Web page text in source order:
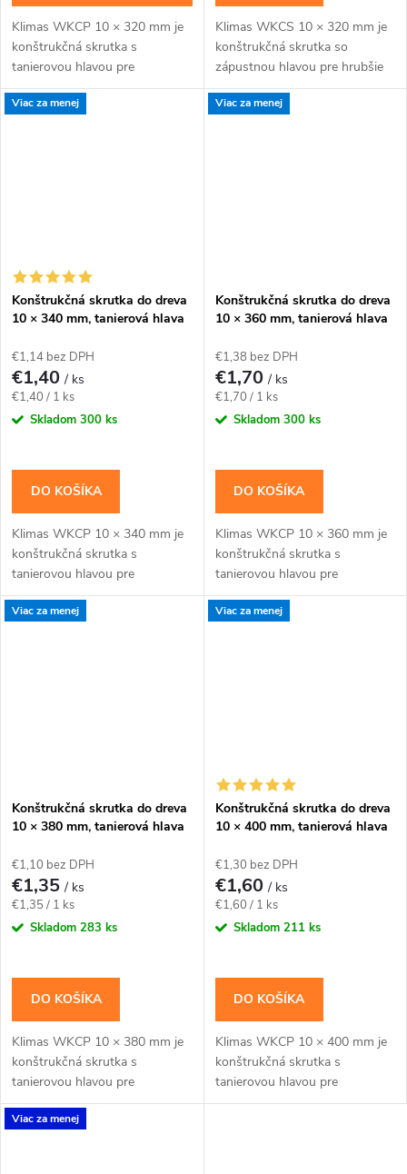
Klimas WKCP 10 × 320 mm je
konštrukčná skrutka s
tanierovou hlavou pre
masívnejšie drevené prvky a
konštrukčné spoje navrhnuté
Klimas WKCS 10 × 320 mm je
konštrukčná skrutka so
zápustnou hlavou pre hrubšie
trámy, krokvy a viacvrstvové
drevené zostavy, kde má hlava
Viac za menej
Konštrukčná skrutka do dreva
10 × 340 mm, tanierová hlava
€1,14 bez DPH
€1,40/ ks
Jednotková
cena:
€1,40 / 1 ks
Skladom 300 ks
DO KOŠÍKA
Klimas WKCP 10 × 340 mm je
konštrukčná skrutka s
tanierovou hlavou pre
masívnejšie drevené prvky a
konštrukčné spoje navrhnuté
Viac za menej
Konštrukčná skrutka do dreva
10 × 360 mm, tanierová hlava
€1,38 bez DPH
€1,70/ ks
Jednotková
cena:
€1,70 / 1 ks
Skladom 300 ks
DO KOŠÍKA
Klimas WKCP 10 × 360 mm je
konštrukčná skrutka s
tanierovou hlavou pre
masívnejšie drevené prvky a
konštrukčné spoje navrhnuté
Viac za menej
Konštrukčná skrutka do dreva
10 × 380 mm, tanierová hlava
€1,10 bez DPH
€1,35/ ks
Jednotková
cena:
€1,35 / 1 ks
Skladom 283 ks
DO KOŠÍKA
Klimas WKCP 10 × 380 mm je
konštrukčná skrutka s
tanierovou hlavou pre
masívnejšie drevené prvky a
konštrukčné spoje navrhnuté
Viac za menej
Konštrukčná skrutka do dreva
10 × 400 mm, tanierová hlava
€1,30 bez DPH
€1,60/ ks
Jednotková
cena:
€1,60 / 1 ks
Skladom 211 ks
DO KOŠÍKA
Klimas WKCP 10 × 400 mm je
konštrukčná skrutka s
tanierovou hlavou pre
masívnejšie drevené prvky a
Viac za menej